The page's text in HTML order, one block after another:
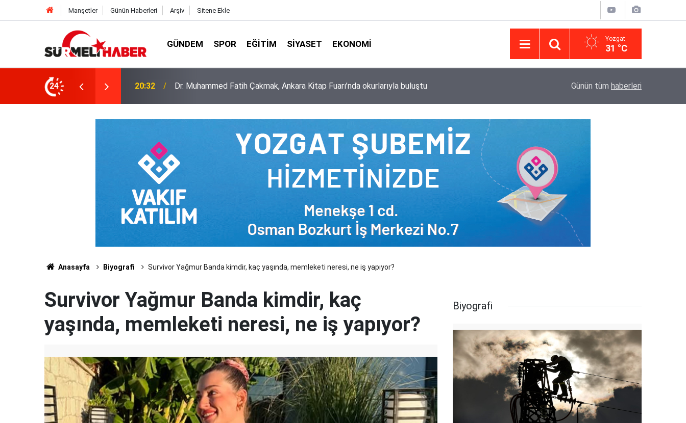
Manşetler Günün Haberleri Arşiv Sitene Ekle
GÜNDEM SPOR EĞITIM SIYASET EKONOMI Yozgat
31 °C
24
okurlarıyla buluştu 14:52 Diyanet İşleri Başkanlığı ile Türkiye Diyanet Vakfı milyonları sevindirdi Yargıtay’da iletişim hamlesi: Kurumsal
Günün tüm haberleri
Anasayfa Biyografi Survivor Yağmur Banda kimdir, kaç yaşında, memleketi neresi, ne iş yapıyor?
Survivor Yağmur Banda kimdir, kaç
yaşında, memleketi neresi, ne iş yapıyor?
Biyografi